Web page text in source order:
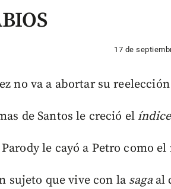
17 de
no va a abortar su
de Santos le creció elíndice
le cayó a Petro como el
sujeto que vive con la sagaal